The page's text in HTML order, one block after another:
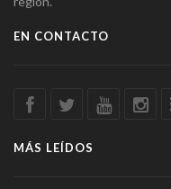
EN CONTACTO
MÁS LEÍDOS